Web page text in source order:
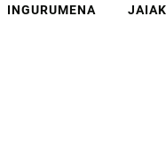
INGURUMENA JAIAK